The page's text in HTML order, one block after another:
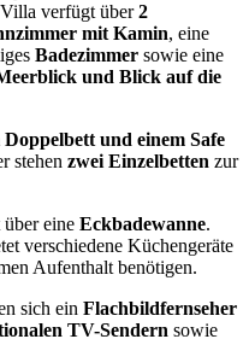
verfügt über2
mit Kamin, eine
Badezimmer sowie eine
und Blick auf die
Doppelbett und einem Safe
stehen zwei Einzelbetten zur
eine Eckbadewanne.
verschiedene Küchengeräte
Aufenthalt benötigen.
sich ein Flachbildfernseher
TV-Sendern sowie